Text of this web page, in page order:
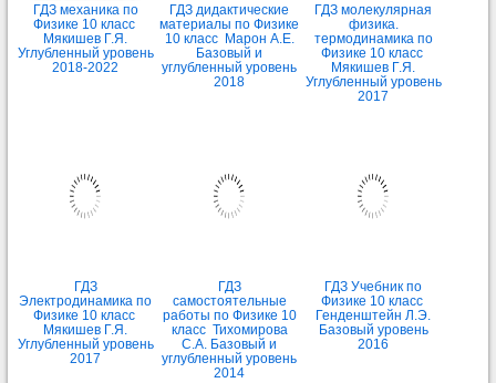
ГДЗ механика по
Физике 10 класс
Мякишев Г.Я.
Углубленный уровень
2018-2022
ГДЗ дидактические
материалы по Физике
10 класс Марон А.Е.
Базовый и
углубленный уровень
2018
ГДЗ молекулярная
физика.
термодинамика по
Физике 10 класс
Мякишев Г.Я.
Углубленный уровень
2017
ГДЗ
Электродинамика по
Физике 10 класс
Мякишев Г.Я.
Углубленный уровень
2017
ГДЗ
самостоятельные
работы по Физике 10
класс Тихомирова
С.А. Базовый и
углубленный уровень
2014
ГДЗ Учебник по
Физике 10 класс
Генденштейн Л.Э.
Базовый уровень
2016